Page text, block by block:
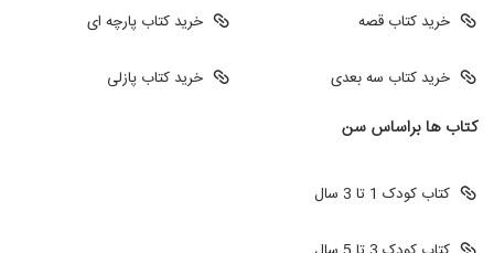
خرید کتاب قصه
خرید کتاب سه بعدی
خرید کتاب پارچه ای
خرید کتاب پازلی
کتاب ها براساس سن
کتاب کودک 1 تا 3 سال